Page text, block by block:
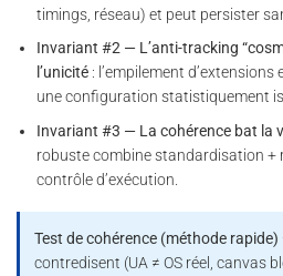
timings, réseau) et peut persister
Invariant #2 — L’anti-tracking
l’unicité : l’empilement
une configuration statistiquement
Invariant #3 — La cohérence bat la
robuste combine standardisation +
contrôle d’exécution.
Test de cohérence (méthode rapide)
contredisent (UA ≠ OS réel, canvas